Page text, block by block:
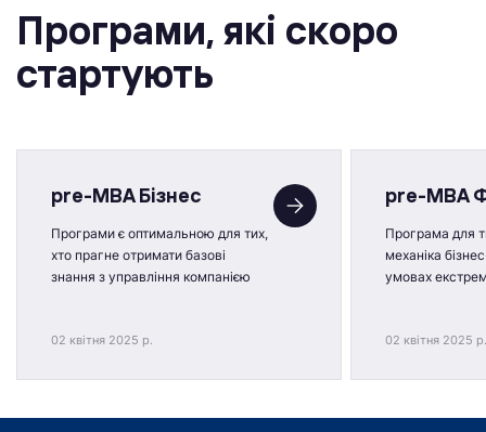
Програми, якi скоро
стартують
pre-MBA Бізнес
Програми є оптимальною для тих,
хто прагне отримати базові
знання з управління компанією
02 квітня 2025 р.
pre-MBA
Програма для
механіка
умовах
02 квітня 2025 р.